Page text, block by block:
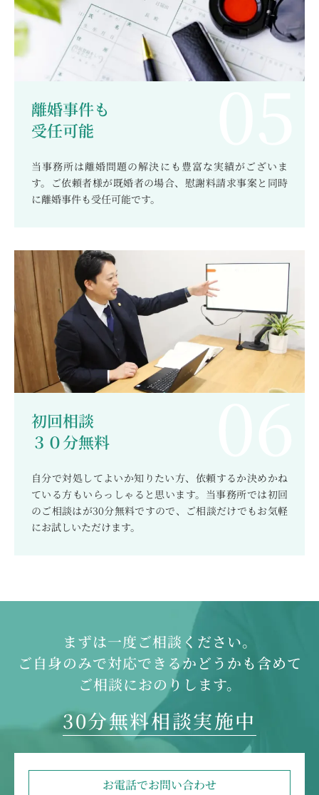
離婚事件も
受任可能
当事務所は離婚問題の解決にも豊富な実績がございま
す。ご依頼者様が既婚者の場合、慰謝料請求事案と同時
に離婚事件も受任可能です。
初回相談
３０分無料
自分で対処してよいか知りたい方、依頼するか決めかね
ている方もいらっしゃると思います。当事務所では初回
のご相談はが30分無料ですので、ご相談だけでもお気軽
にお試しいただけます。
まずは一度ご相談ください。
ご自身のみで対応できるかどうかも含めて
ご相談におのりします。
30分無料相談実施中
お電話でお問い合わせ